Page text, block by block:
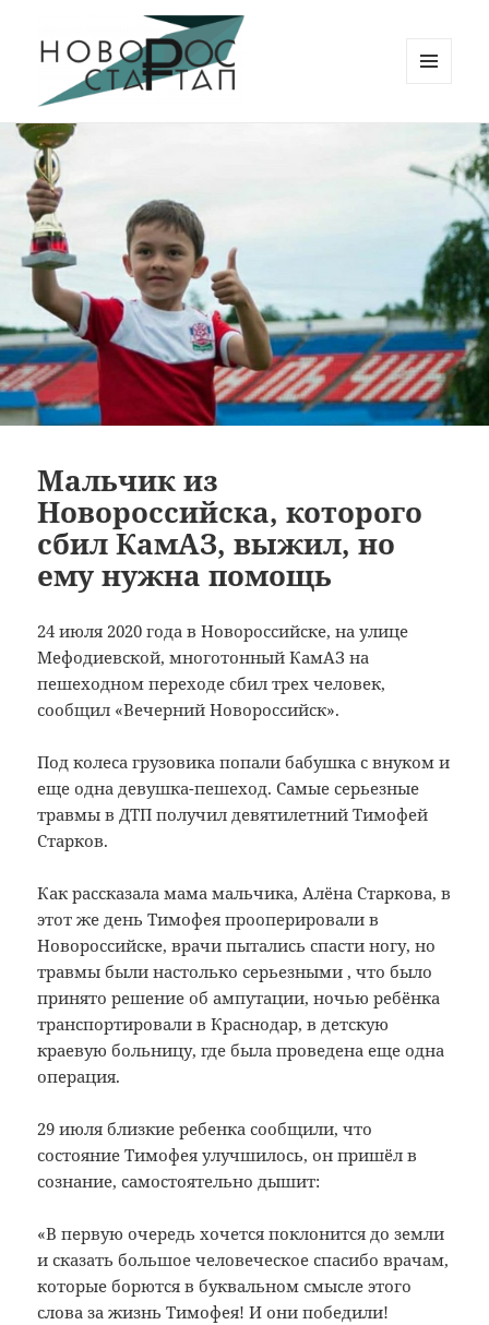
Новорос Стартап
Мальчик из
Новороссийска, которого
сбил КамАЗ, выжил, но
ему нужна помощь
24 июля 2020 года в Новороссийске, на улице
Мефодиевской, многотонный КамАЗ на
пешеходном переходе сбил трех человек,
сообщил «Вечерний Новороссийск».
Под колеса грузовика попали бабушка с внуком и
еще одна девушка-пешеход. Самые серьезные
травмы в ДТП получил девятилетний Тимофей
Старков.
Как рассказала мама мальчика, Алёна Старкова, в
этот же день Тимофея прооперировали в
Новороссийске, врачи пытались спасти ногу, но
травмы были настолько серьезными , что было
принято решение об ампутации, ночью ребёнка
транспортировали в Краснодар, в детскую
краевую больницу, где была проведена еще одна
операция.
29 июля близкие ребенка сообщили, что
состояние Тимофея улучшилось, он пришёл в
сознание, самостоятельно дышит:
«В первую очередь хочется поклонится до земли
и сказать большое человеческое спасибо врачам,
которые борются в буквальном смысле этого
слова за жизнь Тимофея! И они победили!